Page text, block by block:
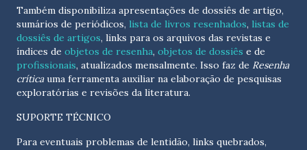
Também disponibiliza apresentações de dossiês de artigo,
sumários de periódicos, lista de livros resenhados, listas de
dossiês de artigos, links para os arquivos das revistas e
índices de objetos de resenha, objetos de dossiês e de
profissionais, atualizados mensalmente. Isso faz de Resenha
críticauma ferramenta auxiliar na elaboração de pesquisas
exploratórias e revisões da literatura.
SUPORTE TÉCNICO
Para eventuais problemas de lentidão, links quebrados,